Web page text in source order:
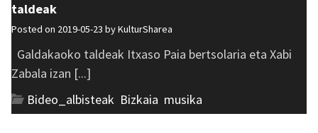
taldeak
Posted on 2019-05-23 byKulturSharea
Galdakaoko taldeak Itxaso Paia bertsolaria eta Xabi
Zabala izan [...]
Bideo_albisteak Bizkaia musika